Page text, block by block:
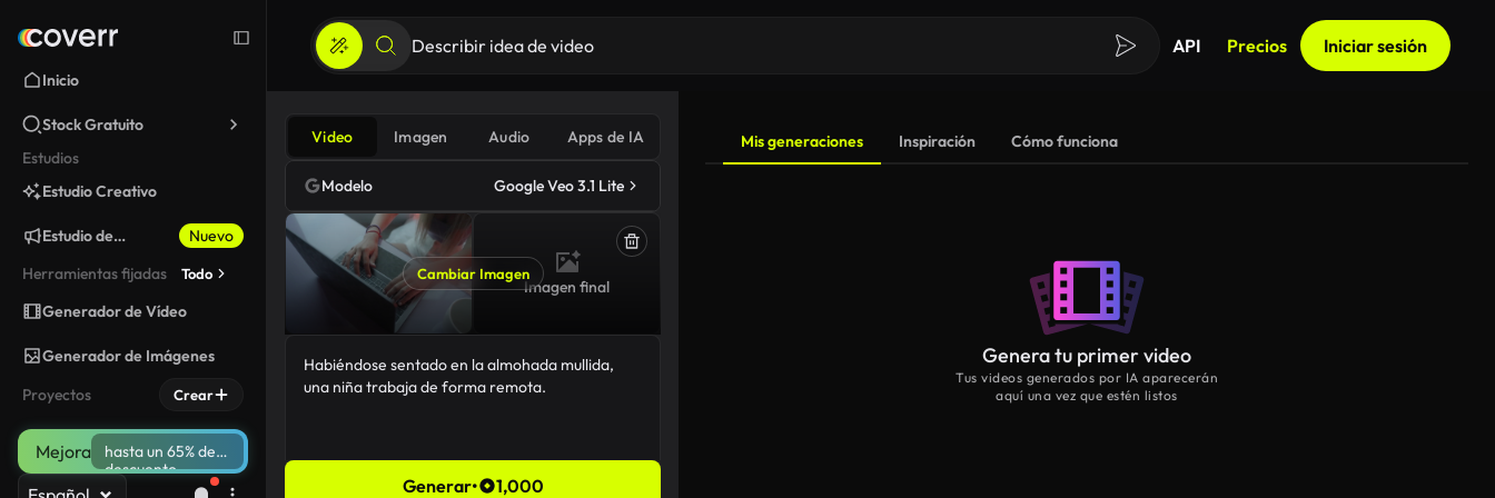
Inicio
Stock Gratuito
Estudios
Estudio Creativo
Estudio de
Nuevo
Herramientas fijadas
Todo
Generador de Vídeo
Generador de Imágenes
Proyectos
Crear
Mejora
hasta un 65% de
descuento
API Precios Iniciar sesión
Video Imagen Audio Apps de IA
Modelo Google Veo 3.1 Lite
Cambiar Imagen
Imagen final
Generar• 1,000
Mis generaciones Inspiración Cómo funciona
Genera tu primer video
Tus videos generados por IA aparecerán
aquí una vez que estén listos